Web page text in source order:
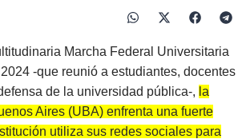
Marcha Federal Universitaria
-que reunió a estudiantes, docentes
de la universidad pública-, la
Aires (UBA) enfrenta una fuerte
utiliza sus redes sociales para